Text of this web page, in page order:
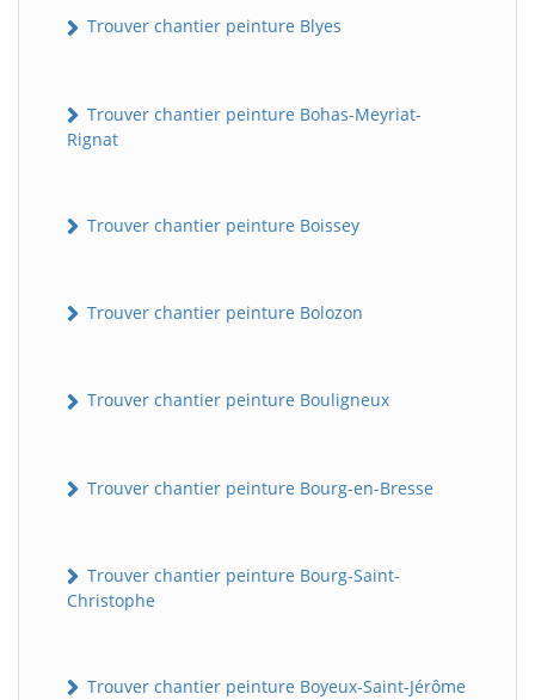
Trouver chantier peinture Blyes
Trouver chantier peinture Bohas-Meyriat-
Rignat
Trouver chantier peinture Boissey
Trouver chantier peinture Bolozon
Trouver chantier peinture Bouligneux
Trouver chantier peinture Bourg-en-Bresse
Trouver chantier peinture Bourg-Saint-
Christophe
Trouver chantier peinture Boyeux-Saint-Jérôme